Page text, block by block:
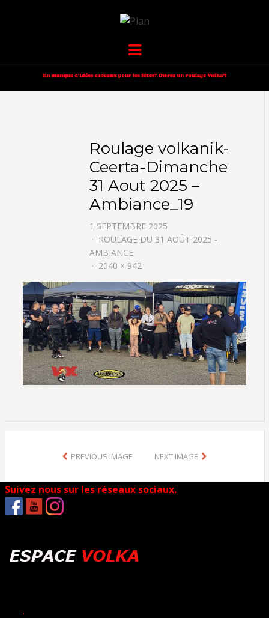
VOLKANIK-
ENDURANCE
Menu
Roulage volkanik-
Ceerta-Dimanche
31 Aout 2025 –
Ambiance_19
1 SEPTEMBRE 2025
ROULAGE DU 31 AOÛT 2025 -
AMBIANCE
2040 × 942
PREVIOUS IMAGE NEXT IMAGE
Suivez nous sur les réseaux sociaux.
.